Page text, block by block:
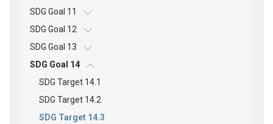
SDG Goal 11
SDG Goal 12
SDG Goal 13
SDG Goal 14
SDG Target 14.1
SDG Target 14.2
SDG Target 14.3